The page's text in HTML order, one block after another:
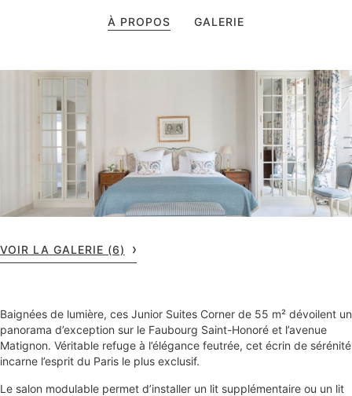
À PROPOS GALERIE
VOIR LA GALERIE (6)
Baignées de lumière, ces Junior Suites Corner de 55 m² dévoilent un
panorama d’exception sur le Faubourg Saint-Honoré et l’avenue
Matignon. Véritable refuge à l’élégance feutrée, cet écrin de sérénité
incarne l’esprit du Paris le plus exclusif.
Le salon modulable permet d’installer un lit supplémentaire ou un lit